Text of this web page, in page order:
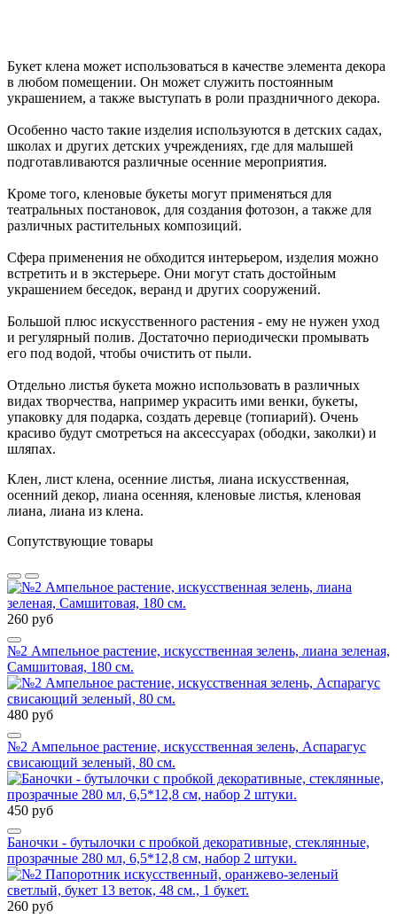
Букет клена может использоваться в качестве элемента декора
в любом помещении. Он может служить постоянным
украшением, а также выступать в роли праздничного декора.
Особенно часто такие изделия используются в детских садах,
школах и других детских учреждениях, где для малышей
подготавливаются различные осенние мероприятия.
Кроме того, кленовые букеты могут применяться для
театральных постановок, для создания фотозон, а также для
различных растительных композиций.
Сфера применения не обходится интерьером, изделия можно
встретить и в экстерьере. Они могут стать достойным
украшением беседок, веранд и других сооружений.
Большой плюс искусственного растения - ему не нужен уход
и регулярный полив. Достаточно периодически промывать
его под водой, чтобы очистить от пыли.
Отдельно листья букета можно использовать в различных
видах творчества, например украсить ими венки, букеты,
упаковку для подарка, создать деревце (топиарий). Очень
красиво будут смотреться на аксессуарах (ободки, заколки) и
шляпах.
Клен, лист клена, осенние листья, лиана искусственная,
осенний декор, лиана осенняя, кленовые листья, кленовая
лиана, лиана из клена.
Сопутствующие товары
260 руб
№2 Ампельное растение, искусственная зелень, лиана зеленая,
Самшитовая, 180 см.
480 руб
№2 Ампельное растение, искусственная зелень, Аспарагус
свисающий зеленый, 80 см.
450 руб
Баночки - бутылочки с пробкой декоративные, стеклянные,
прозрачные 280 мл, 6,5*12,8 см, набор 2 штуки.
260 руб